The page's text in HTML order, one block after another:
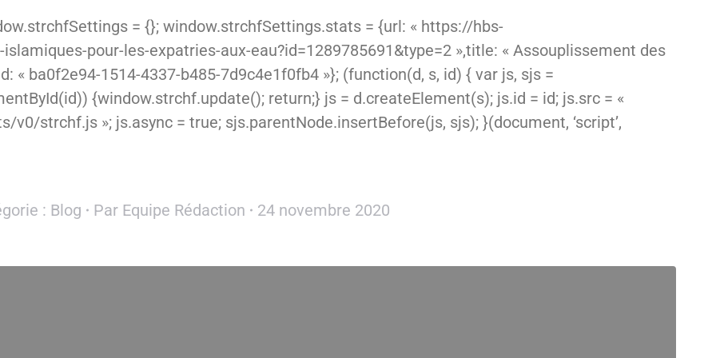
= {}; window.strchfSettings.stats = {url: « https://hbs-
pour-les-expatries-aux-eau?id=1289785691&type=2 »,title: « Assouplissement des
« ba0f2e94-1514-4337-b485-7d9c4e1f0fb4 »}; (function(d, s, id) { var js, sjs =
{window.strchf.update(); return;} js = d.createElement(s); js.id = id; js.src = «
strchf.js »; js.async = true; sjs.parentNode.insertBefore(js, sjs); }(document, ‘script’,
: Blog Par Equipe Rédaction 24 novembre 2020